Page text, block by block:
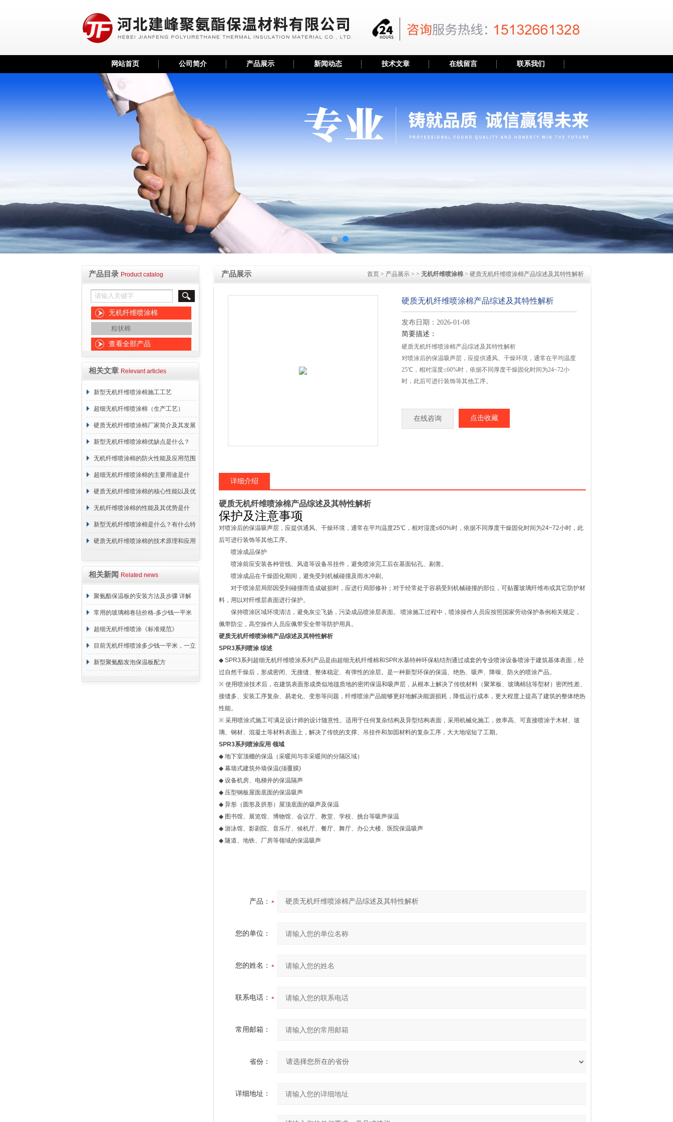
网站首页 公司简介 产品展示 新闻动态 技术文章 在线留言 联系我们
产品目录 Product catalog
无机纤维喷涂棉
粒状棉
查看全部产品
相关文章 Relevant articles
新型无机纤维喷涂棉施工工艺
超细无机纤维喷涂棉（生产工艺）
硬质无机纤维喷涂棉厂家简介及其发展
概述
新型无机纤维喷涂棉优缺点是什么？
无机纤维喷涂棉的防火性能及应用范围
超细无机纤维喷涂棉的主要用途是什
么？
硬质无机纤维喷涂棉的核心性能以及优
点介绍
无机纤维喷涂棉的性能及其优势是什
么？
新型无机纤维喷涂棉是什么？有什么特
点？
硬质无机纤维喷涂棉的技术原理和应用
相关新闻 Related news
聚氨酯保温板的安装方法及步骤 详解
常用的玻璃棉卷毡价格-多少钱一平米
超细无机纤维喷涂《标准规范》
目前无机纤维喷涂多少钱一平米，一立
方 价格计算
新型聚氨酯发泡保温板配方
产品展示 首页 > 产品展示 > > 无机纤维喷涂棉 > 硬质无机纤维喷涂棉产品综述及其特性解析
硬质无机纤维喷涂棉产品综述及其特性解析
发布日期：2026-01-08
简要描述：
硬质无机纤维喷涂棉产品综述及其特性解析
对喷涂后的保温吸声层，应提供通风、干燥环境，通常在平均温度
25℃，相对湿度≤60%时，依据不同厚度干燥固化时间为24~72小
时，此后可进行装饰等其他工序。
在线咨询 点击收藏
详细介绍
硬质无机纤维喷涂棉产品综述及其特性解析
保护及注意事项
对喷涂后的保温吸声层，应提供通风、干燥环境，通常在平均温度25℃ ，相对湿度≤60%时，依据不同厚度干燥固化时间为24~72小时，此
后可进行装饰等其他工序。
喷涂成品保护
喷涂前应安装各种管线、风道等设备吊挂件，避免喷涂完工后在基面钻孔、剔凿。
喷涂成品在干燥固化期间，避免受到机械碰撞及雨水冲刷。
对于喷涂层局部因受到碰撞而造成破损时，应进行局部修补；对于经常处于容易受到机械碰撞的部位，可贴覆玻璃纤维布或其它防护材
料，用以对纤维层表面进行保护。
保持喷涂区域环境清洁，避免灰尘飞扬，污染成品喷涂层表面。
喷涂施工过程中，喷涂操作人员应按照国家劳动保护条例相关规定，
佩带防尘，高空操作人员应佩带安全带等防护用具。
硬质无机纤维喷涂棉产品综述及其特性解析
SPR3系列喷涂 综述
◆ SPR3系列超细无机纤维喷涂系列产品是由超细无机纤维棉和SPR水基特种环保粘结剂通过成套的专业喷涂设备喷涂于建筑基体表面，经
过自然干燥后，形成密闭、无接缝、整体稳定、有弹性的涂层。是一种新型环保的保温、绝热、吸声、降噪、防火的喷涂产品。
※ 使用喷涂技术后，在建筑表面形成类似地毯质地的密闭保温和吸声层，从根本上解决了传统材料（聚苯板、玻璃棉毡等型材）密闭性差、
接缝多、安装工序复杂、易老化、变形等问题，纤维喷涂产品能够更好地解决能源损耗，降低运行成本，更大程度上提高了建筑的整体绝热
性能。
※ 采用喷涂式施工可满足设计师的设计随意性。适用于任何复杂结构及异型结构表面，采用机械化施工，效率高、可直接喷涂于木材、玻
璃、钢材、混凝土等材料表面上，解决了传统的支撑、吊挂件和加固材料的复杂工序，大大地缩短了工期。
SPR3系列喷涂应用 领域
◆ 地下室顶棚的保温（采暖间与非采暖间的分隔区域）
◆ 幕墙式建筑外墙保温(须覆膜)
◆ 设备机房、电梯井的保温隔声
◆ 压型钢板屋面底面的保温吸声
◆ 异形（圆形及拱形）屋顶底面的吸声及保温
◆ 图书馆、展览馆、博物馆、会议厅、教堂、学校、挑台等吸声保温
◆ 游泳馆、影剧院、音乐厅、候机厅、餐厅、舞厅、办公大楼、医院保温吸声
◆ 隧道、地铁、厂房等领域的保温吸声
产品：
您的单位：
您的姓名：
联系电话：
常用邮箱：
省份：
详细地址：